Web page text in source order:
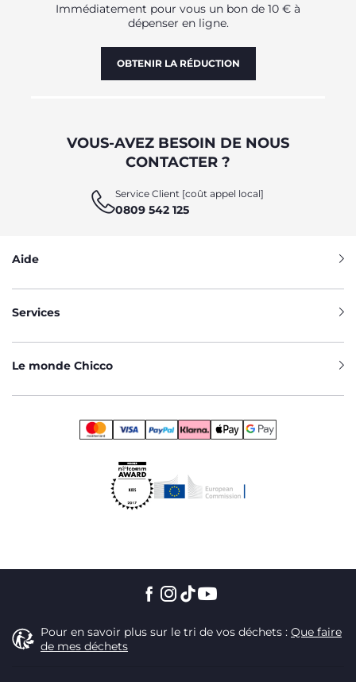
Immédiatement pour vous un bon de 10 € à
dépenser en ligne.
OBTENIR LA RÉDUCTION
VOUS-AVEZ BESOIN DE NOUS
CONTACTER ?
Service Client [coût appel local]
0809 542 125
Aide
Services
Le monde Chicco
Pour en savoir plus sur le tri de vos déchets : Que faire
de mes déchets